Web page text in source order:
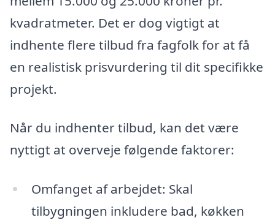
kvadratmeter. Det er dog vigtigt at
indhente flere tilbud fra fagfolk for at få
en realistisk prisvurdering til dit specifikke
projekt.
Når du indhenter tilbud, kan det være
nyttigt at overveje følgende faktorer:
Omfanget af arbejdet: Skal
tilbygningen inkludere bad, køkken